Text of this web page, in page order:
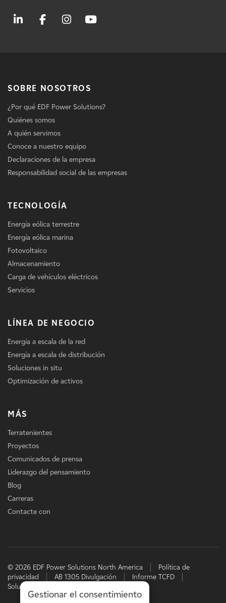
SOBRE NOSOTROS
¿Por qué EDF Power Solutions?
Quiénes somos
A quién servimos
Conoce a nuestro equipo
Declaraciones de la empresa
Responsabilidad social de las empresas
TECNOLOGÍA
Energía eólica terrestre
Energía eólica marina
Fotovoltaico
Almacenamiento
Carga de vehículos eléctricos
Servicios
LÍNEA DE NEGOCIO
Energía a escala de la red
Energía a escala de distribución
Soluciones in situ
Optimización de activos
MÁS
Terratenientes
Proyectos
Comunicados de prensa
Liderazgo del pensamiento
Blog
Carreras
Contacte con
© 2026 EDF Power Solutions North America
Política de
privacidad
AB 1305 Divulgación
Informe TCFD
Soluciones energéticas de EDF
Gestionar el consentimiento